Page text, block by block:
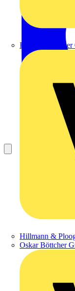
Heinrich Häusler
Hillmann &
Oskar Böttcher